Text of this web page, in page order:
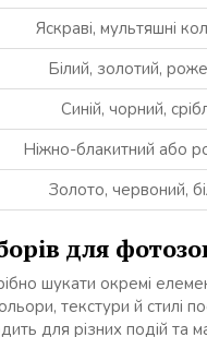
Яскраві, мультяшні
Білий, золотий,
Синій, чорний,
Ніжно-блакитний або
Золото, червоний,
для
шукати окремі
текстури й стилі
для різних подій та